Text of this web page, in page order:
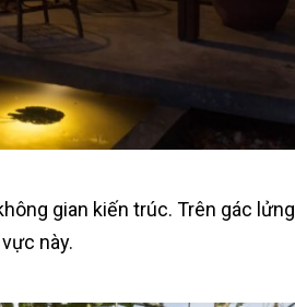
gian kiến trúc. Trên gác lửng
này.